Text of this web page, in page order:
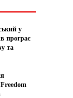
у
програє
та